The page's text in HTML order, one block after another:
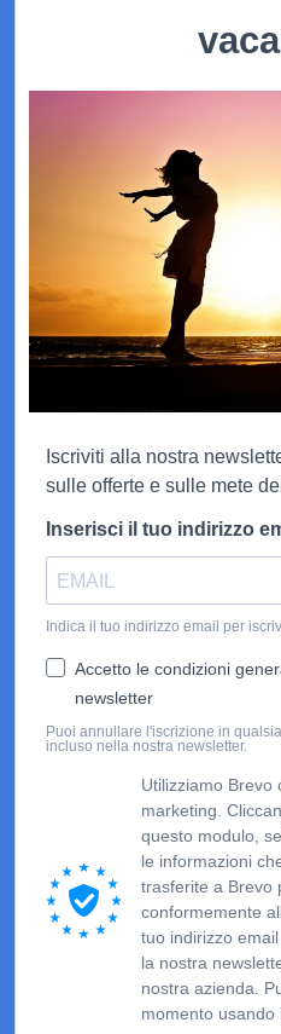
Iscriviti alla nostra
sulle offerte e sulle mete
Inserisci il tuo indirizzo
Indica il tuo indirizzo email per
Accetto le condizioni
newsletter
Puoi annullare l'iscrizione in
incluso nella nostra newsletter.
Utilizziamo Brevo
marketing.
questo modulo,
le informazioni
trasferite a Brevo
conformemente
tuo indirizzo
la nostra
nostra azienda.
momento usando